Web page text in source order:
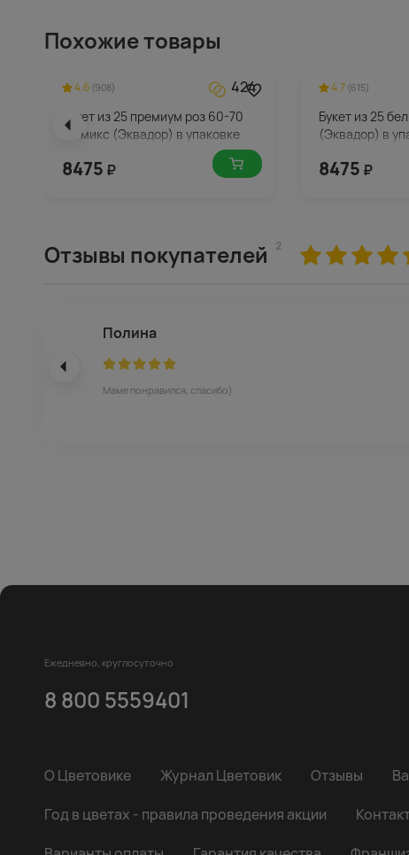
Похожие товары
4.6 (908) 424
Букет из 25 премиум роз 60-70
см микс (Эквадор) в упаковке
8475 ₽
4.7 (615)
Букет из 25
(Эквадор) в
8475 ₽
Отзывы покупателей 2
Полина
Маме понравился, спасибо)
Ежедневно, круглосуточно
8 800 5559401
О Цветовике Журнал Цветовик Отзывы
Год в цветах - правила проведения акции